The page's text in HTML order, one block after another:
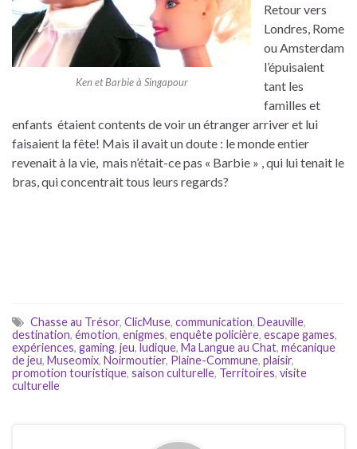
Ken et Barbie à Singapour
Retour vers
Londres, Rome
ou Amsterdam
l’épuisaient
tant les
familles et
enfants étaient contents de voir un étranger arriver et lui
faisaient la fête! Mais il avait un doute : le monde entier
revenait à la vie, mais n’était-ce pas « Barbie » , qui lui tenait le
bras, qui concentrait tous leurs regards?
Chasse au Trésor, ClicMuse, communication, Deauville,
destination, émotion, enigmes, enquête policière, escape games,
expériences, gaming, jeu, ludique, Ma Langue au Chat, mécanique
de jeu, Museomix, Noirmoutier, Plaine-Commune, plaisir,
promotion touristique, saison culturelle, Territoires, visite
culturelle